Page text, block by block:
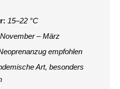
15–22 °C
November – März
empfohlen
Art, besonders